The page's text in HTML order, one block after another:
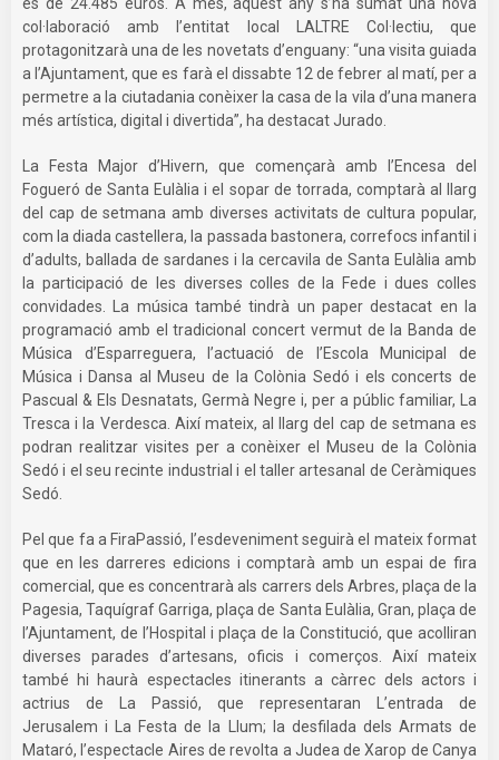
col·laboració amb l’entitat local LALTRE Col·lectiu, que
protagonitzarà una de les novetats d’enguany: “una visita guiada
a l’Ajuntament, que es farà el dissabte 12 de febrer al matí, per a
permetre a la ciutadania conèixer la casa de la vila d’una manera
més artística, digital i divertida”, ha destacat Jurado.
La Festa Major d’Hivern, que començarà amb l’Encesa del
Fogueró de Santa Eulàlia i el sopar de torrada, comptarà al llarg
del cap de setmana amb diverses activitats de cultura popular,
com la diada castellera, la passada bastonera, correfocs infantil i
d’adults, ballada de sardanes i la cercavila de Santa Eulàlia amb
la participació de les diverses colles de la Fede i dues colles
convidades. La música també tindrà un paper destacat en la
programació amb el tradicional concert vermut de la Banda de
Música d’Esparreguera, l’actuació de l’Escola Municipal de
Música i Dansa al Museu de la Colònia Sedó i els concerts de
Pascual & Els Desnatats, Germà Negre i, per a públic familiar, La
Tresca i la Verdesca. Així mateix, al llarg del cap de setmana es
podran realitzar visites per a conèixer el Museu de la Colònia
Sedó i el seu recinte industrial i el taller artesanal de Ceràmiques
Sedó.
Pel que fa a FiraPassió, l’esdeveniment seguirà el mateix format
que en les darreres edicions i comptarà amb un espai de fira
comercial, que es concentrarà als carrers dels Arbres, plaça de la
Pagesia, Taquígraf Garriga, plaça de Santa Eulàlia, Gran, plaça de
l’Ajuntament, de l’Hospital i plaça de la Constitució, que acolliran
diverses parades d’artesans, oficis i comerços. Així mateix
també hi haurà espectacles itinerants a càrrec dels actors i
actrius de La Passió, que representaran L’entrada de
Jerusalem i La Festa de la Llum; la desfilada dels Armats de
Mataró, l’espectacle Aires de revolta a Judea de Xarop de Canya